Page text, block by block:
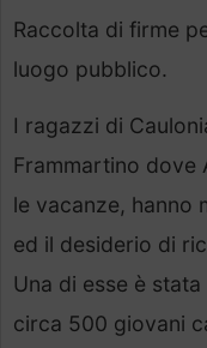
Raccolta di firme
luogo pubblico.
I ragazzi di
Frammartino dove
le vacanze, hanno
ed il desiderio di
Una di esse è
circa 500 giovani